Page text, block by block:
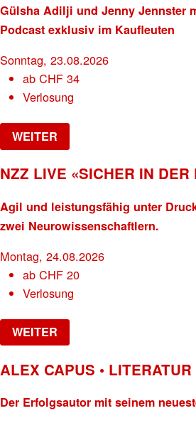
Gülsha Adilji und Jenny Jennster
Podcast exklusiv im Kaufleuten
Sonntag, 23.08.2026
abCHF 34
Verlosung
WEITER
NZZ LIVE «SICHER IN DER
Agil und leistungsfähig unter
zwei Neurowissenschaftlern.
Montag, 24.08.2026
abCHF 20
Verlosung
WEITER
ALEX CAPUS • LITERATUR
Der Erfolgsautor mit seinem